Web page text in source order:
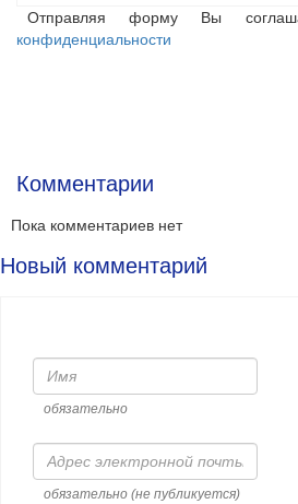
Отправляя форму Вы
конфиденциальности
Комментарии
Пока комментариев нет
Новый комментарий
Имя
обязательно
Адрес
электронной
почты
обязательно (не публикуется)